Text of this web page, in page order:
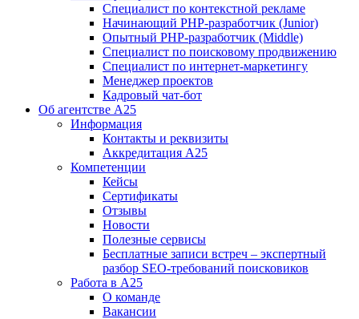
Специалист по контекстной рекламе
Начинающий PHP-разработчик (Junior)
Опытный PHP-разработчик (Middle)
Специалист по поисковому продвижению
Специалист по интернет-маркетингу
Менеджер проектов
Кадровый чат-бот
Об агентстве А25
Информация
Контакты и реквизиты
Аккредитация А25
Компетенции
Кейсы
Сертификаты
Отзывы
Новости
Полезные сервисы
Бесплатные записи встреч – экспертный
разбор SEO-требований поисковиков
Работа в А25
О команде
Вакансии